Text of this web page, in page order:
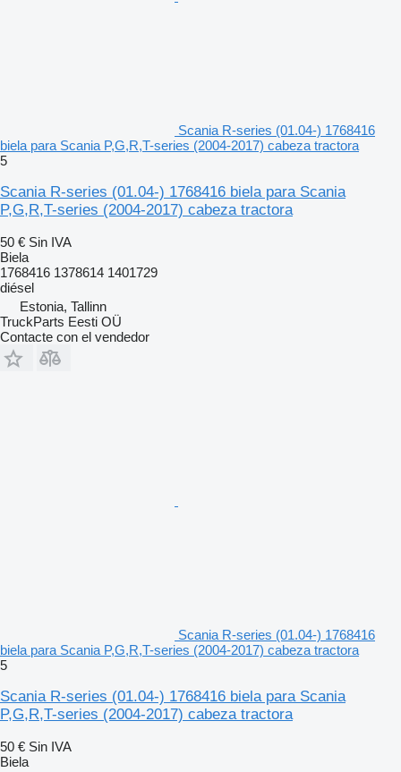
Scania R-series (01.04-) 1768416
biela para Scania P,G,R,T-series (2004-2017) cabeza tractora
5
Scania R-series (01.04-) 1768416 biela para Scania
P,G,R,T-series (2004-2017) cabeza tractora
50 € Sin IVA
Biela
1768416 1378614 1401729
diésel
Estonia, Tallinn
TruckParts Eesti OÜ
Contacte con el vendedor
Scania R-series (01.04-) 1768416
biela para Scania P,G,R,T-series (2004-2017) cabeza tractora
5
Scania R-series (01.04-) 1768416 biela para Scania
P,G,R,T-series (2004-2017) cabeza tractora
50 € Sin IVA
Biela